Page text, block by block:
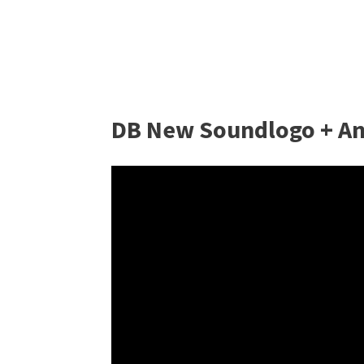
DB New Soundlogo +